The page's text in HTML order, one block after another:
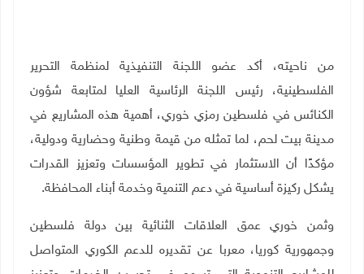
من ناحيته، أكد عضو اللجنة التنفيذية لمنظمة التحرير
الفلسطينية، رئيس اللجنة الرئاسية العليا لمتابعة شؤون
الكنائس في فلسطين رمزي خوري، أهمية هذه المشاريع في
مدينة بيت لحم، لما تمثله من قيمة وطنية وحضارية ودولية،
مؤكدًا أن الاستثمار في تطوير المؤسسات وتعزيز القدرات
يشكل ركيزة أساسية في دعم التنمية وخدمة أبناء المحافظة.
وثمن خوري عمق العلاقات الثنائية بين دولة فلسطين
وجمهورية كوريا، معربا عن تقديره للدعم الكوري المتواصل